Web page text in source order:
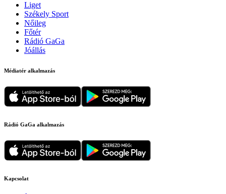
Liget
Székely Sport
Nőileg
Főtér
Rádió GaGa
Jóállás
Médiatér alkalmazás
Rádió GaGa alkalmazás
Kapcsolat